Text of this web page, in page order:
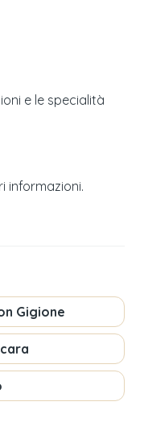
e le specialità
informazioni.
Gigione